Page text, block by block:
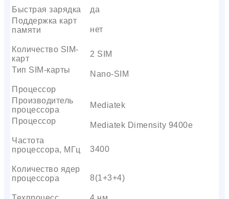
Быстрая зарядка
да
Поддержка карт
памяти
нет
Количество SIM-
карт
2 SIM
Тип SIM-карты
Nano-SIM
Процессор
Производитель
процессора
Mediatek
Процессор
Mediatek Dimensity 9400e
Частота
процессора, МГц
3400
Количество ядер
процессора
8(1+3+4)